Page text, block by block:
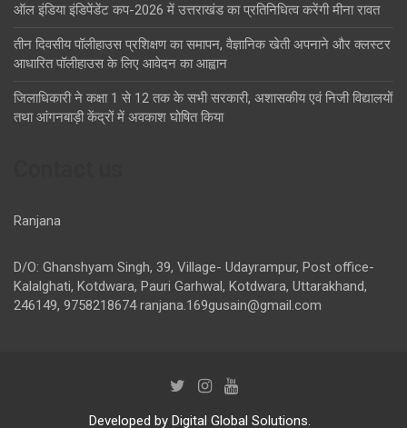
ऑल इंडिया इंडिपेंडेंट कप-2026 में उत्तराखंड का प्रतिनिधित्व करेंगी मीना रावत
तीन दिवसीय पॉलीहाउस प्रशिक्षण का समापन, वैज्ञानिक खेती अपनाने और क्लस्टर
आधारित पॉलीहाउस के लिए आवेदन का आह्वान
जिलाधिकारी ने कक्षा 1 से 12 तक के सभी सरकारी, अशासकीय एवं निजी विद्यालयों
तथा आंगनबाड़ी केंद्रों में अवकाश घोषित किया
Ranjana
D/O: Ghanshyam Singh, 39, Village- Udayrampur, Post office-
Kalalghati, Kotdwara, Pauri Garhwal, Kotdwara, Uttarakhand,
246149, 9758218674ranjana.169gusain@gmail.com
Developed by Digital Global Solutions.